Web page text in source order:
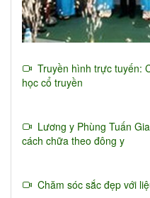
Truyền hình trực tuyến:
học cổ truyền
Lương y Phùng Tuấn
cách chữa theo đông y
Chăm sóc sắc đẹp với